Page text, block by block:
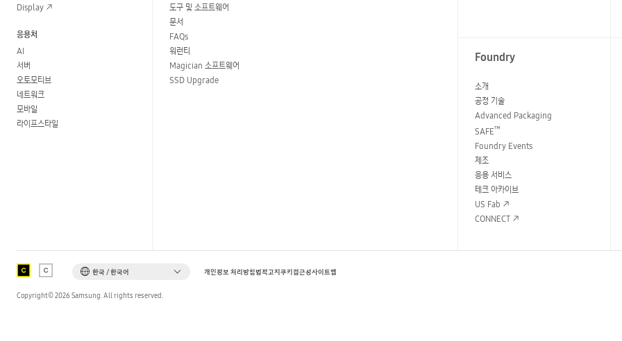
Display
응용처
AI
서버
오토모티브
네트워크
모바일
라이프스타일
도구 및 소프트웨어
문서
FAQs
워런티
Magician 소프트웨어
SSD Upgrade
Foundry
소개
공정 기술
Advanced Packaging
SAFE™
Foundry Events
제조
응용 서비스
테크 아카이브
US Fab
CONNECT
한국 / 한국어 개인정보 처리방침법적고지쿠키접근성사이트맵
Copyright©2026 Samsung. All rights reserved.